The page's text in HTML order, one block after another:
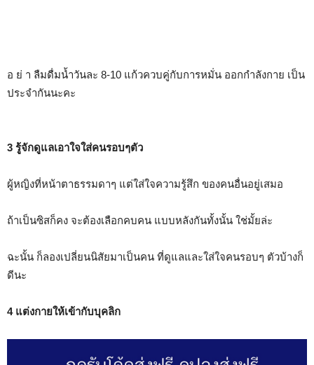
อ ย่ า ลืมดื่มน้ำวันละ 8-10 แก้วควบคู่กับการหมั่น ออกกำลังกาย เป็น
ประจำกันนะคะ
3 รู้จักดูแลเอาใจใส่คนรอบๆตัว
ผู้หญิงที่หน้าตาธรรมดาๆ แต่ใส่ใจความรู้สึก ของคนอื่นอยู่เสมอ
ถ้าเป็นซิสก็คง จะต้องเลือกคบคน แบบหลังกันทั้งนั้น ใช่มั้ยล่ะ
ฉะนั้น ก็ลองเปลี่ยนนิสัยมาเป็นคน ที่ดูแลและใส่ใจคนรอบๆ ตัวบ้างก็
ดีนะ
4 แต่งกายให้เข้ากับบุคลิก